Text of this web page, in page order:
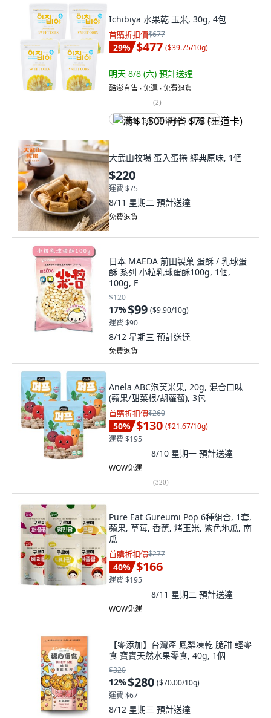
Ichibiya 水果乾 玉米, 30g, 4包
首購折扣價$677
29% $477 ($39.75/10g)
明天 8/8 (六) 預計送達
酷澎直售 ∙ 免運 ∙ 免費退貨
(2)
满 $1,500 再省 $75 (王道卡)
大武山牧場 蛋入蛋捲 經典原味, 1個
$220
運費 $75
8/11 星期二 預計送達
免費退貨
日本 MAEDA 前田製菓 蛋酥 / 乳球蛋
酥 系列 小粒乳球蛋酥100g, 1個,
100g, F
$120
17%$99 ($9.90/10g)
運費 $90
8/12 星期三 預計送達
免費退貨
Anela ABC泡芙米果, 20g, 混合口味
(蘋果/甜菜根/胡蘿蔔), 3包
首購折扣價$260
50% $130 ($21.67/10g)
運費 $195
8/10 星期一 預計送達
WOW免運
(320)
Pure Eat Gureumi Pop 6種組合, 1套,
蘋果, 草莓, 香蕉, 烤玉米, 紫色地瓜, 南
瓜
首購折扣價$277
40% $166
運費 $195
8/11 星期二 預計送達
WOW免運
【零添加】台灣產 鳳梨凍乾 脆甜 輕零
食 寶寶天然水果零食, 40g, 1個
$320
12%$280 ($70.00/10g)
運費 $67
8/12 星期三 預計送達